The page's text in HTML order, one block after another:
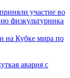
участие во
физкультурника
на Кубке мира по
авария с